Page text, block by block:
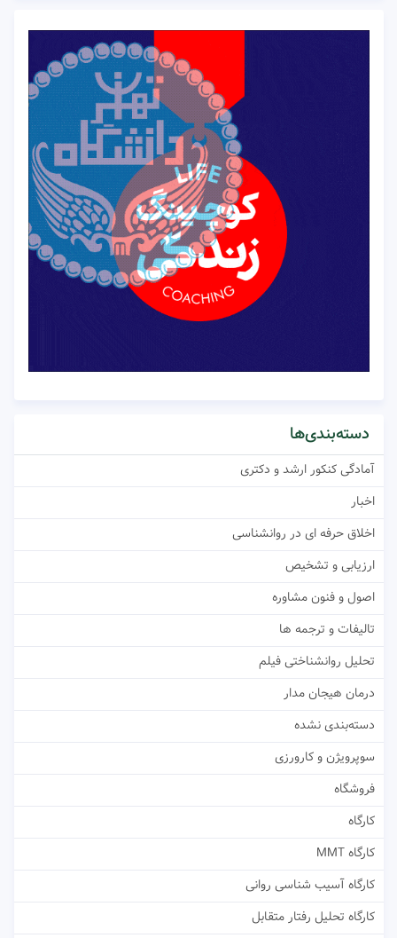
دسته‌بندی‌ها
آمادگی کنکور ارشد و دکتری
اخبار
اخلاق حرفه ای در روانشناسی
ارزیابی و تشخیص
اصول و فنون مشاوره
تالیفات و ترجمه ها
تحلیل روانشناختی فیلم
درمان هیجان مدار
دسته‌بندی نشده
سوپرویژن و کارورزی
فروشگاه
کارگاه
کارگاه MMT
کارگاه آسیب شناسی روانی
کارگاه تحلیل رفتار متقابل